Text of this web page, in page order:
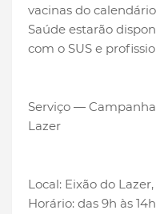
vacinas do
Saúde estarão
com o SUS e
Serviço —
Lazer
Local: Eixão do
Horário: das 9h às 14h